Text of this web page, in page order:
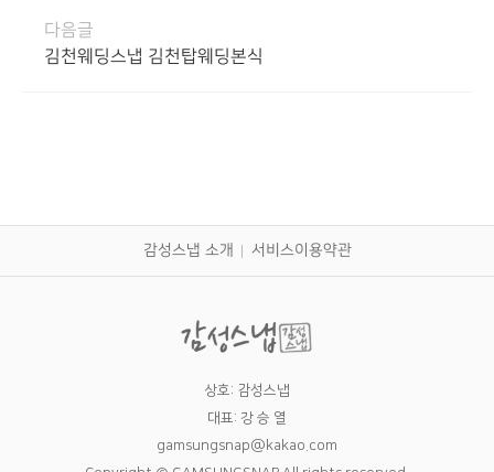
다음글
김천웨딩스냅 김천탑웨딩본식
감성스냅 소개 서비스이용약관
상호: 감성스냅
대표: 강 승 열
gamsungsnap@kakao.com